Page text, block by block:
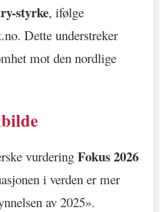
styrke, ifølge
Dette understreker
mot den nordlige
vurdering Fokus 2026
i verden er mer
av 2025».